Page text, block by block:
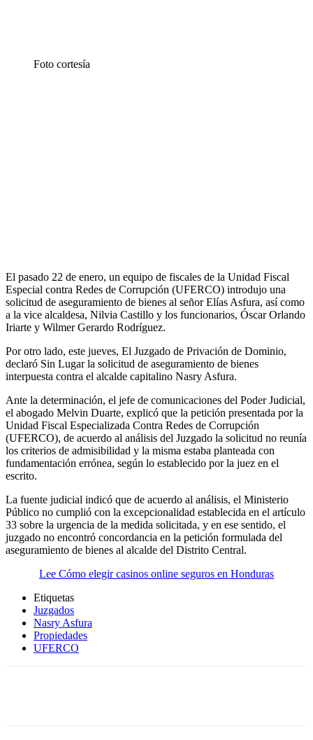
Foto cortesía
El pasado 22 de enero, un equipo de fiscales de la Unidad Fiscal
Especial contra Redes de Corrupción (UFERCO) introdujo una
solicitud de aseguramiento de bienes al señor Elías Asfura, así como
a la vice alcaldesa, Nilvia Castillo y los funcionarios, Óscar Orlando
Iriarte y Wilmer Gerardo Rodríguez.
Por otro lado, este jueves, El Juzgado de Privación de Dominio,
declaró Sin Lugar la solicitud de aseguramiento de bienes
interpuesta contra el alcalde capitalino Nasry Asfura.
Ante la determinación, el jefe de comunicaciones del Poder Judicial,
el abogado Melvin Duarte, explicó que la petición presentada por la
Unidad Fiscal Especializada Contra Redes de Corrupción
(UFERCO), de acuerdo al análisis del Juzgado la solicitud no reunía
los criterios de admisibilidad y la misma estaba planteada con
fundamentación errónea, según lo establecido por la juez en el
escrito.
La fuente judicial indicó que de acuerdo al análisis, el Ministerio
Público no cumplió con la excepcionalidad establecida en el artículo
33 sobre la urgencia de la medida solicitada, y en ese sentido, el
juzgado no encontró concordancia en la petición formulada del
aseguramiento de bienes al alcalde del Distrito Central.
Lee Cómo elegir casinos online seguros en Honduras
Etiquetas
Juzgados
Nasry Asfura
Propiedades
UFERCO